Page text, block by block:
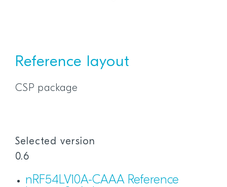
Reference layout
CSP package
Selected version
0.6
nRF54LV10A-CAAA Reference